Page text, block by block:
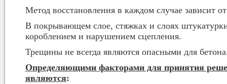
Метод восстановления в каждом случае зависит
В покрывающем слое, стяжках и слоях
короблением и нарушением сцепления.
Трещины не всегда являются опасными для
Определяющими факторами для принятия
являются: